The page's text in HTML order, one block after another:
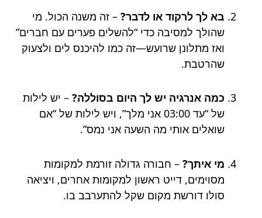
בא לך לרקוד או לדבר? – זה משנה הכול. מי
שהולך למסיבה כדי “להשלים פערים עם חברים”
ואז מתלונן שרועש—זה כמו להיכנס לים ולצעוק
שהרטבת.
כמה אנרגיה יש לך היום בסוללה? – יש לילות
של “עד 03:00 אני מלך”, ויש לילות של “אם
שואלים אותי מה השעה אני נמס”.
מי איתך? – חבורה גדולה זורמת למקומות
מסוימים, דייט ראשון למקומות אחרים, ויציאה
סולו דורשת מקום שקל להתערבב בו.